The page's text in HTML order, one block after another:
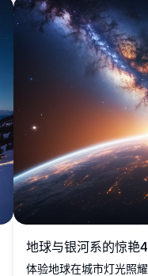
地球与银河系的惊艳
体验地球在城市灯光照